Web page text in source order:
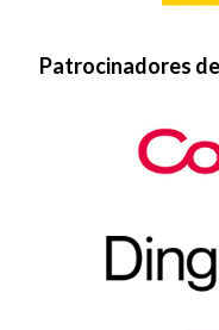
Patrocinadores